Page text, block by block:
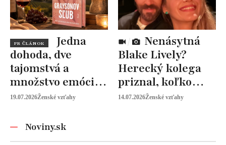
PR ČLÁNOK
dohoda, dve
tajomstvá a
množstvo emócií.
Mia Sheridan a
19.07.2026Ženské vzťahy
Blake Lively?
Herecký kolega
priznal, koľko
peňazí od neho
14.07.2026Ženské vzťahy
Noviny.sk